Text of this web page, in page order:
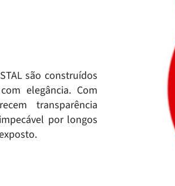
são construídos
elegância. Com
transparência
por longos